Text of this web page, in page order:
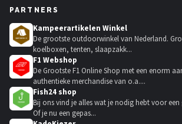
PARTNERS
Kampeerartikelen Winkel
De grootste outdoorwinkel van Nederland.
koelboxen, tenten, slaapzakk...
F1 Webshop
De Grootste F1 Online Shop met een enorm
authentieke merchandise van o.a....
Fish24 shop
Bij ons vind je alles wat je nodig hebt voor een
Of je nu een gepas...